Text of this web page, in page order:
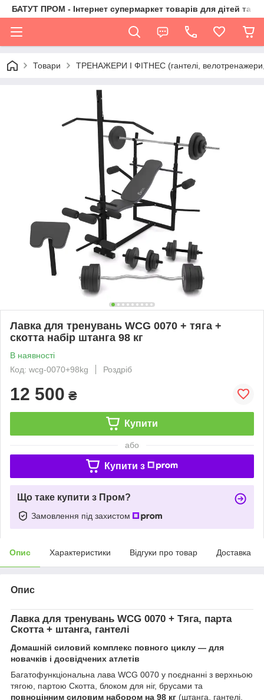
БАТУТ ПРОМ - Інтернет супермаркет товарів для дітей та їх
Товари ТРЕНАЖЕРИ І ФІТНЕС (гантелі, велотренажери,
Лавка для тренувань WCG 0070 + тяга +
скотта набір штанга 98 кг
В наявності
Код: wcg-0070+98kg
Роздріб
12 500 ₴
Купити
або
Купити з
Що таке купити з Пром?
Замовлення під захистом
Опис Характеристики Відгуки про товар Доставка
Опис
Лавка для тренувань WCG 0070 + Тяга, парта
Скотта + штанга, гантелі
Домашній силовий комплекс повного циклу — для
новачків і досвідчених атлетів
Багатофункціональна лава WCG 0070 у поєднанні з верхньою
тягою, партою Скотта, блоком для ніг, брусами та
повноцінним силовим набором на 98 кг (штанга, гантелі,